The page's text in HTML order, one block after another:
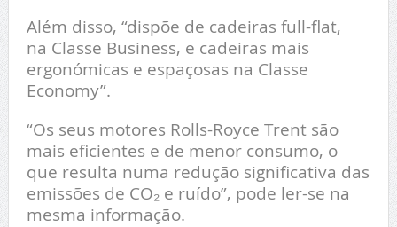
Além disso, “dispõe de cadeiras full-flat,
na Classe Business, e cadeiras mais
ergonómicas e espaçosas na Classe
Economy”.
“Os seus motores Rolls-Royce Trent são
mais eficientes e de menor consumo, o
que resulta numa redução significativa das
emissões de CO₂ e ruído”, pode ler-se na
mesma informação.